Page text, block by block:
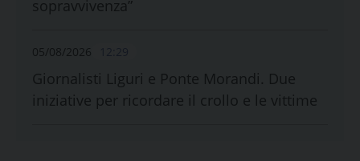
sopravvivenza”
05/08/2026
Giornalisti Liguri e Ponte Morandi. Due
iniziative per ricordare il crollo e le vittime